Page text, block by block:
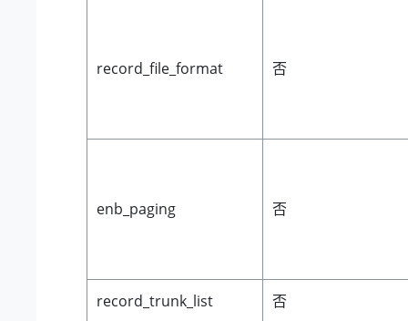
record_file_format 否
enb_paging 否
record_trunk_list 否